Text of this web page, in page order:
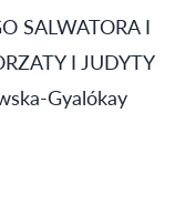
SALWATORA I
I JUDYTY
Gyalókay